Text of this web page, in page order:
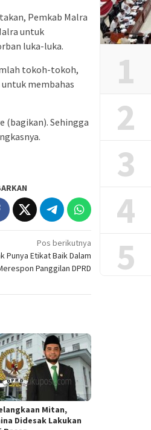
Pemkab Malra
untuk
luka-luka.
tokoh-tokoh,
membahas
(bagikan). Sehingga
Pos berikutnya
Punya Etikat Baik Dalam
Panggilan DPRD
Mitan,
Didesak Lakukan
1
2
3
4
5